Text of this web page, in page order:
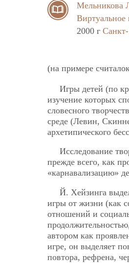
Мельникова
Виртуальное
2000 г
(на примере
Игры детей (по
изучение которых
словесного
среде (Левин,
архетипического
Исследование
прежде всего, как
«карнавализацию»
Й. Хейзинга
игры от жизни (как
отношений и
автором как
игре, он выделяет
повтора, рефрена,